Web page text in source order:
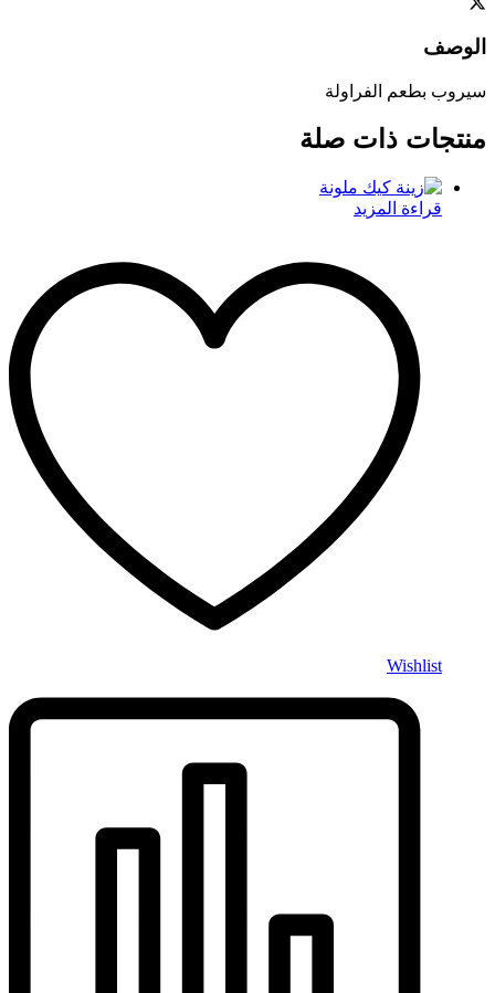
الوصف
سيروب بطعم الفراولة
منتجات ذات صلة
قراءة المزيد
Wishlist